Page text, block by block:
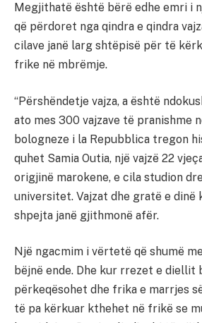
Megjithatë është bërë edhe emri i
që përdoret nga qindra e qindra
cilave janë larg shtëpisë për të
frike në mbrëmje.
“Përshëndetje vajza, a është
ato mes 300 vajzave të pranishme
bologneze i la Repubblica tregon
quhet Samia Outia, një vajzë 22
origjinë marokene, e cila studion
universitet. Vajzat dhe gratë e
shpejta janë gjithmonë afër.
Një ngacmim i vërtetë që shumë
bëjnë ende. Dhe kur rrezet e diellit
përkeqësohet dhe frika e marrjes
të pa kërkuar kthehet në frikë se